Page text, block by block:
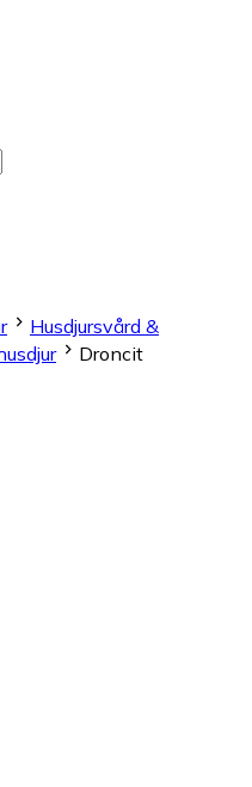
Husdjursvård &
Droncit